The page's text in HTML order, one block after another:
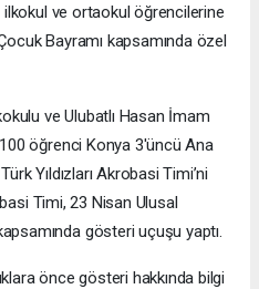
ilkokul ve ortaokul öğrencilerine
Bayramı kapsamında özel
ve Ulubatlı Hasan İmam
öğrenci Konya 3'üncü Ana
Yıldızları Akrobasi Timi’ni
Timi, 23 Nisan Ulusal
gösteri uçuşu yaptı.
önce gösteri hakkında bilgi